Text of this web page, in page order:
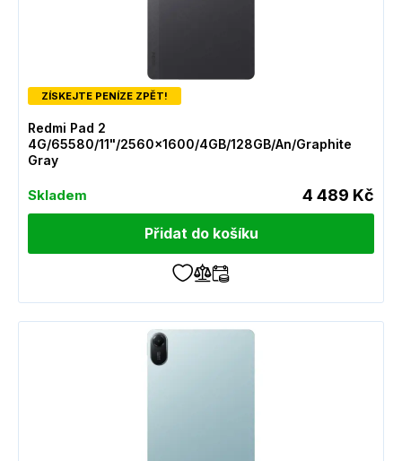
ZÍSKEJTE PENÍZE ZPĚT!
Redmi Pad 2
4G/65580/11"/2560x1600/4GB/128GB/An/Graphite
Gray
Skladem 4 489 Kč
Přidat do košíku